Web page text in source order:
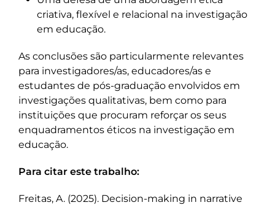
criativa, flexível e relacional na investigação
em educação.
As conclusões são particularmente relevantes
para investigadores/as, educadores/as e
estudantes de pós-graduação envolvidos em
investigações qualitativas, bem como para
instituições que procuram reforçar os seus
enquadramentos éticos na investigação em
educação.
Para citar este trabalho:
Freitas, A. (2025). Decision-making in narrative